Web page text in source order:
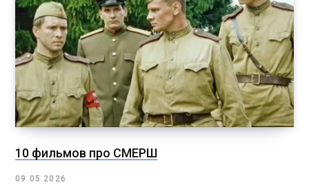
10 фильмов про СМЕРШ
09.05.2026